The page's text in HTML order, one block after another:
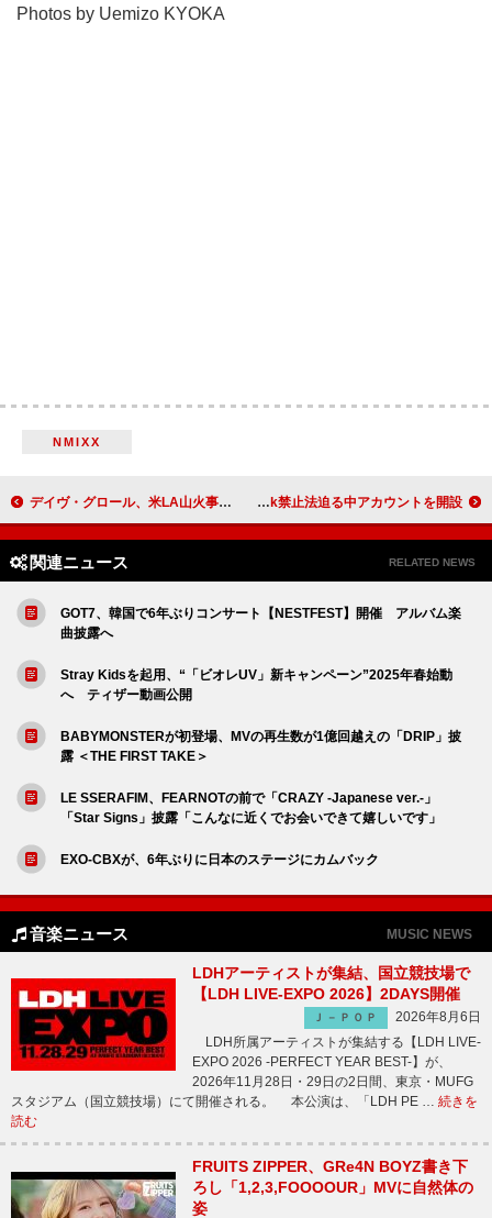
Photos by Uemizo KYOKA
NMIXX
デイヴ・グロール、米LA山火事被災者に食事提供を行い誕生日を過ごす ボブ・ディラン、全米でTikTok禁止法迫る中アカウントを開設
関連ニュース RELATED NEWS
GOT7、韓国で6年ぶりコンサート【NESTFEST】開催 アルバム楽
曲披露へ
Stray Kidsを起用、“「ビオレUV」新キャンペーン”2025年春始動
へ ティザー動画公開
BABYMONSTERが初登場、MVの再生数が1億回越えの「DRIP」披
露 ＜THE FIRST TAKE＞
LE SSERAFIM、FEARNOTの前で「CRAZY -Japanese ver.-」
「Star Signs」披露「こんなに近くでお会いできて嬉しいです」
EXO-CBXが、6年ぶりに日本のステージにカムバック
音楽ニュース MUSIC NEWS
LDHアーティストが集結、国立競技場で
【LDH LIVE-EXPO 2026】2DAYS開催
Ｊ－ＰＯＰ
2026年8月6日
LDH所属アーティストが集結する【LDH LIVE-
EXPO 2026 -PERFECT YEAR BEST-】が、
2026年11月28日・29日の2日間、東京・MUFG
スタジアム（国立競技場）にて開催される。 本公演は、「LDH PE … 続きを
読む
FRUITS ZIPPER、GRe4N BOYZ書き下
ろし「1,2,3,FOOOOUR」MVに自然体の
姿